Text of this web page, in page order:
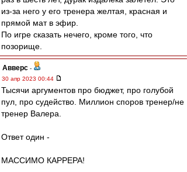
из-за него у его тренера желтая, красная и
прямой мат в эфир.
По игре сказать нечего, кроме того, что
позорище.
Авверс -
30 апр 2023 00:44
Тысячи аргументов про бюджет, про голубой
пул, про судейство. Миллион споров тренер/не
тренер Валера.
Ответ один -
МАССИМО КАРРЕРА!